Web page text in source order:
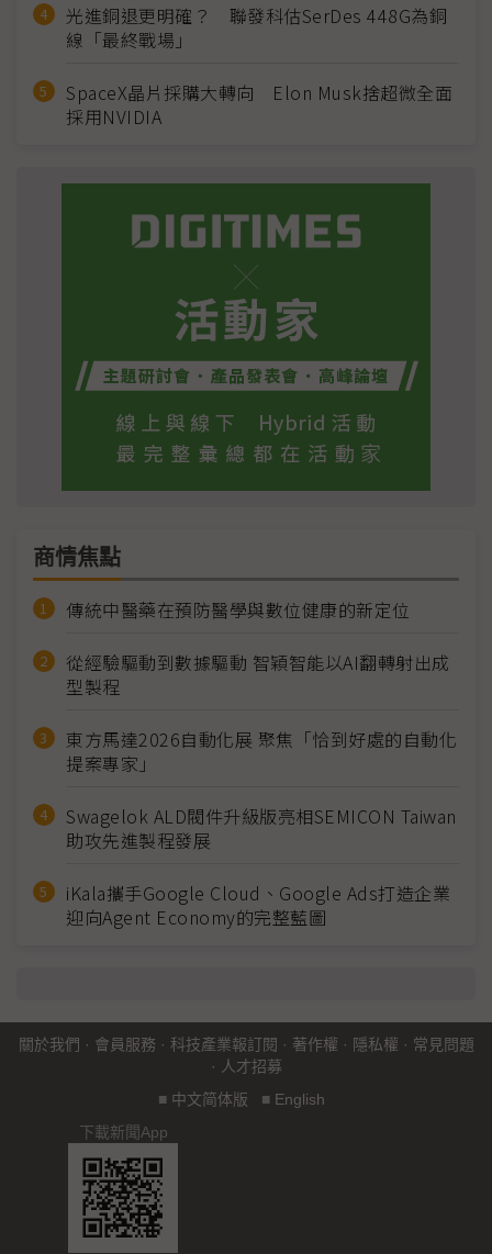
光進銅退更明確？ 聯發科估SerDes 448G為銅
線「最終戰場」
SpaceX晶片採購大轉向 Elon Musk捨超微全面
採用NVIDIA
商情焦點
傳統中醫藥在預防醫學與數位健康的新定位
從經驗驅動到數據驅動 智穎智能以AI翻轉射出成
型製程
東方馬達2026自動化展 聚焦「恰到好處的自動化
提案專家」
Swagelok ALD閥件升級版亮相SEMICON Taiwan
助攻先進製程發展
iKala攜手Google Cloud、Google Ads打造企業
迎向Agent Economy的完整藍圖
關於我們 · 會員服務 · 科技產業報訂閱 · 著作權 · 隱私權 · 常見問題
· 人才招募
■ 中文简体版 ■ English
下載新聞App